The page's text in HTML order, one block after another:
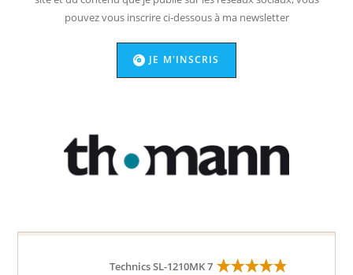
pouvez vous inscrire ci-dessous à ma newsletter
JE M'INSCRIS
Technics SL-1210MK 7